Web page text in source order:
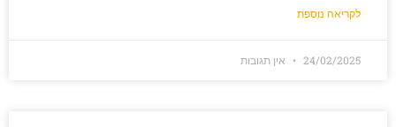
לקריאה נוספת
24/02/2025 אין תגובות